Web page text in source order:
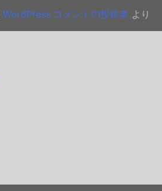
WordPress コメントの投稿者 より